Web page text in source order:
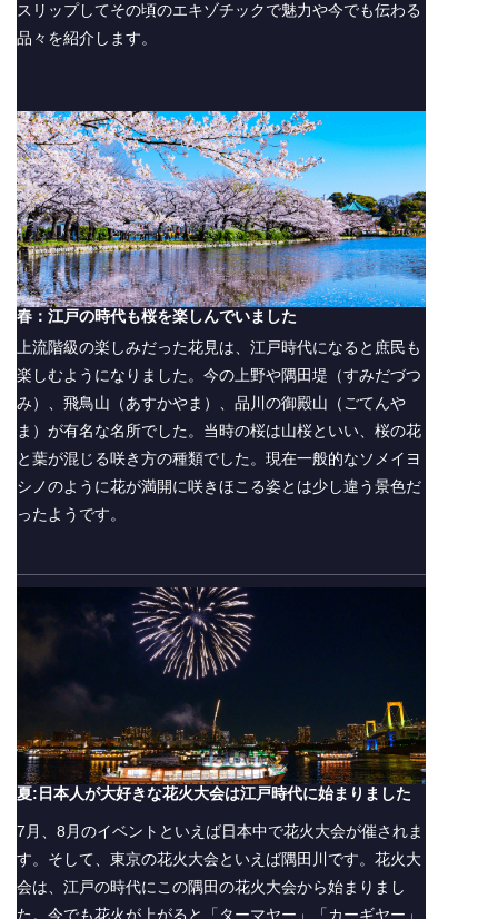
スリップしてその頃のエキゾチックで魅力や今でも伝わる
品々を紹介します。
春：江戸の時代も桜を楽しんでいました
上流階級の楽しみだった花見は、江戸時代になると庶民も
楽しむようになりました。今の上野や隅田堤（すみだづつ
み）、飛鳥山（あすかやま）、品川の御殿山（ごてんや
ま）が有名な名所でした。当時の桜は山桜といい、桜の花
と葉が混じる咲き方の種類でした。現在一般的なソメイヨ
シノのように花が満開に咲きほこる姿とは少し違う景色だ
ったようです。
夏:日本人が大好きな花火大会は江戸時代に始まりました
7月、8月のイベントといえば日本中で花火大会が催されま
す。そして、東京の花火大会といえば隅田川です。花火大
会は、江戸の時代にこの隅田の花火大会から始まりまし
た。今でも花火が上がると「ターマヤー」「カーギヤー」